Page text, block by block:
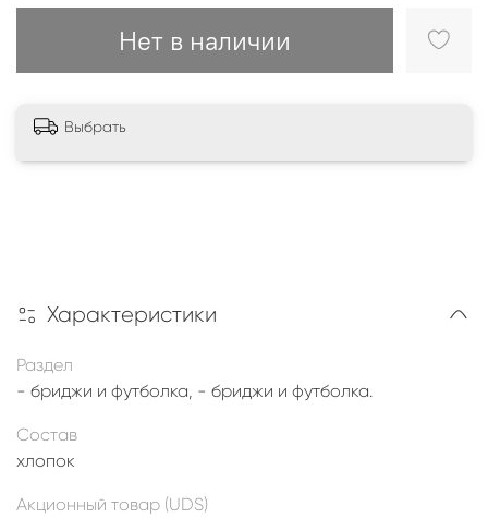
Нет в наличии
Выбрать
Характеристики
Раздел
- бриджи и футболка, - бриджи и футболка.
Состав
хлопок
Акционный товар (UDS)